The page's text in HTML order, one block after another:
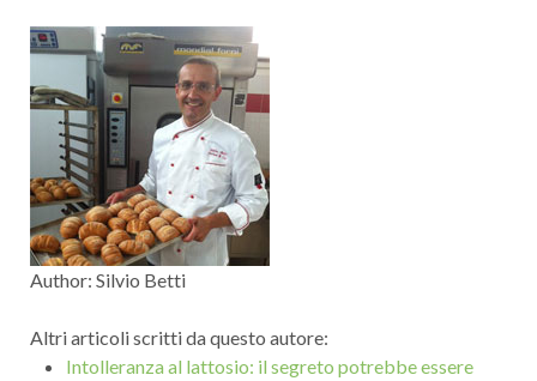
Author: Silvio Betti
Altri articoli scritti da questo autore:
Intolleranza al lattosio: il segreto potrebbe essere